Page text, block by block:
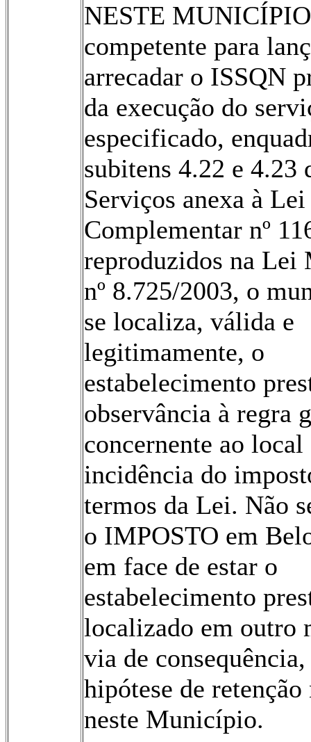
NESTE
competente para
arrecadar o ISSQN
da execução do
especificado,
subitens 4.22 e 4.23
Serviços anexa à Lei
Complementar nº
reproduzidos na Lei
nº 8.725/2003, o
se localiza, válida e
legitimamente, o
estabelecimento
observância à regra
concernente ao local
incidência do
termos da Lei. Não
o IMPOSTO em
em face de estar o
estabelecimento
localizado em outro
via de
hipótese de
neste Município.